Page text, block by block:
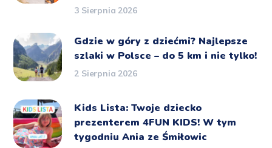
3 Sierpnia 2026
Gdzie w góry z dziećmi? Najlepsze
szlaki w Polsce – do 5 km i nie tylko!
2 Sierpnia 2026
Kids Lista: Twoje dziecko
prezenterem 4FUN KIDS! W tym
tygodniu Ania ze Śmiłowic